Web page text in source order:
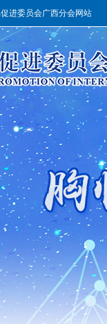
进委员会广西分会网站